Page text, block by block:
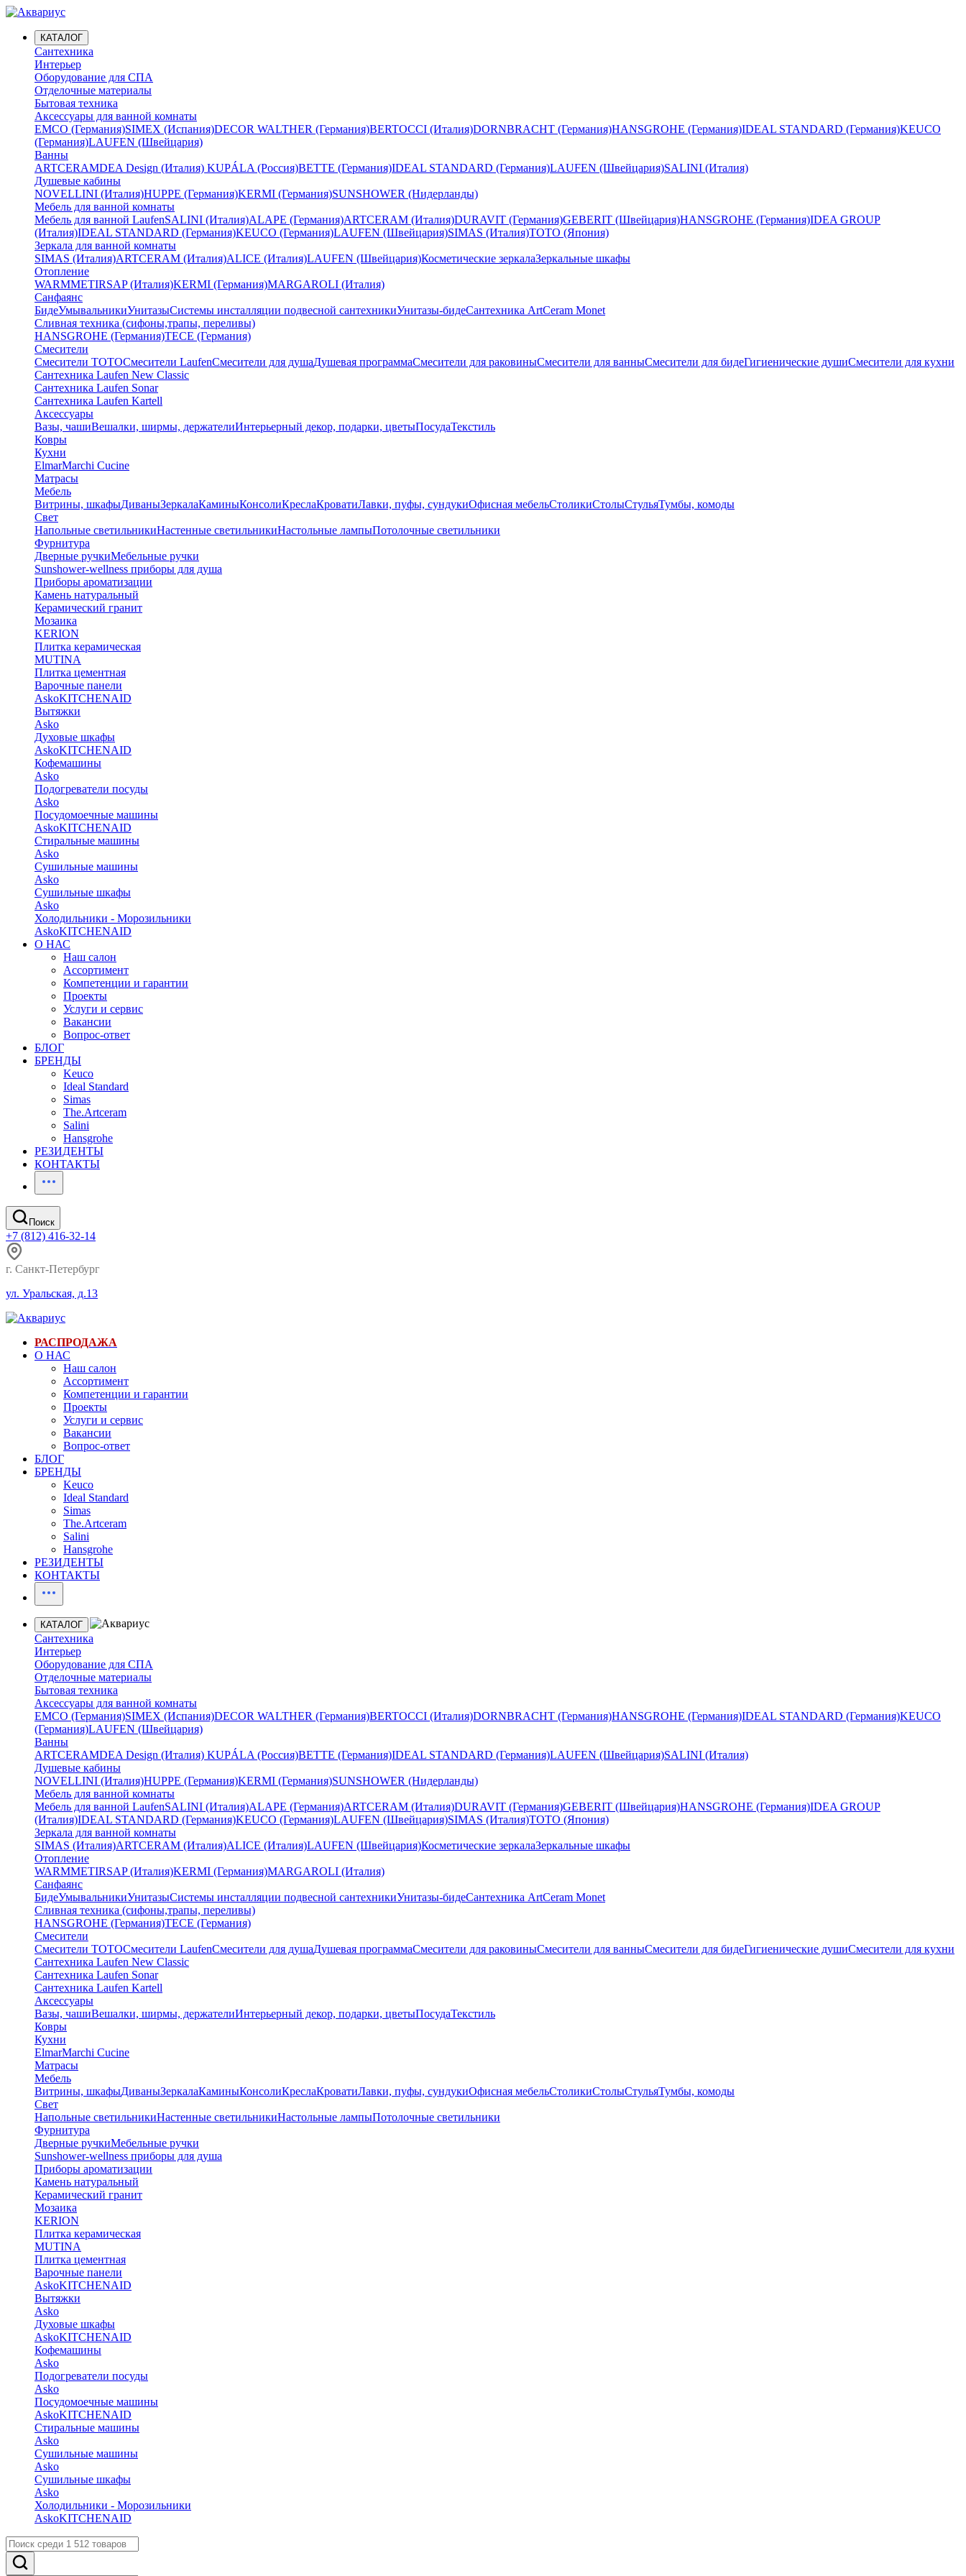
КАТАЛОГ
Сантехника
Интерьер
Оборудование для СПА
Отделочные материалы
Бытовая техника
Аксессуары для ванной комнаты
EMCO (Германия)SIMEX (Испания)DECOR WALTHER (Германия)BERTOCCI (Италия)DORNBRACHT (Германия)HANSGROHE (Германия)IDEAL STANDARD (Германия)KEUCO
(Германия)LAUFEN (Швейцария)
Ванны
ARTCERAMDEA Design (Италия) KUPÁLA (Россия)BETTE (Германия)IDEAL STANDARD (Германия)LAUFEN (Швейцария)SALINI (Италия)
Душевые кабины
NOVELLINI (Италия)HUPPE (Германия)KERMI (Германия)SUNSHOWER (Нидерланды)
Мебель для ванной комнаты
Мебель для ванной LaufenSALINI (Италия)ALAPE (Германия)ARTCERAM (Италия)DURAVIT (Германия)GEBERIT (Швейцария)HANSGROHE (Германия)IDEA GROUP
(Италия)IDEAL STANDARD (Германия)KEUCO (Германия)LAUFEN (Швейцария)SIMAS (Италия)TOTO (Япония)
Зеркала для ванной комнаты
SIMAS (Италия)ARTCERAM (Италия)ALICE (Италия)LAUFEN (Швейцария)Косметические зеркалаЗеркальные шкафы
Отопление
WARMMETIRSAP (Италия)KERMI (Германия)MARGAROLI (Италия)
Санфаянс
БидеУмывальникиУнитазыСистемы инсталляции подвесной сантехникиУнитазы-бидеСантехника ArtCeram Monet
Сливная техника (сифоны,трапы, переливы)
HANSGROHE (Германия)TECE (Германия)
Смесители
Смесители TOTOСмесители LaufenСмесители для душаДушевая программаСмесители для раковиныСмесители для ванныСмесители для бидеГигиенические душиСмесители для кухни
Сантехника Laufen New Classic
Сантехника Laufen Sonar
Сантехника Laufen Kartell
Аксессуары
Вазы, чашиВешалки, ширмы, держателиИнтерьерный декор, подарки, цветыПосудаТекстиль
Ковры
Кухни
ElmarMarchi Cucine
Матрасы
Мебель
Витрины, шкафыДиваныЗеркалаКаминыКонсолиКреслаКроватиЛавки, пуфы, сундукиОфисная мебельСтоликиСтолыСтульяТумбы, комоды
Свет
Напольные светильникиНастенные светильникиНастольные лампыПотолочные светильники
Фурнитура
Дверные ручкиМебельные ручки
Sunshower-wellness приборы для душа
Приборы ароматизации
Камень натуральный
Керамический гранит
Мозаика
KERION
Плитка керамическая
MUTINA
Плитка цементная
Варочные панели
AskoKITCHENAID
Вытяжки
Asko
Духовые шкафы
AskoKITCHENAID
Кофемашины
Asko
Подогреватели посуды
Asko
Посудомоечные машины
AskoKITCHENAID
Стиральные машины
Asko
Сушильные машины
Asko
Сушильные шкафы
Asko
Холодильники - Морозильники
AskoKITCHENAID
О НАС
Наш салон
Ассортимент
Компетенции и гарантии
Проекты
Услуги и сервис
Вакансии
Вопрос-ответ
БЛОГ
БРЕНДЫ
Keuco
Ideal Standard
Simas
The.Artceram
Salini
Hansgrohe
РЕЗИДЕНТЫ
КОНТАКТЫ
Поиск
+7 (812) 416-32-14
г. Санкт-Петербург
ул. Уральская, д.13
РАСПРОДАЖА
О НАС
Наш салон
Ассортимент
Компетенции и гарантии
Проекты
Услуги и сервис
Вакансии
Вопрос-ответ
БЛОГ
БРЕНДЫ
Keuco
Ideal Standard
Simas
The.Artceram
Salini
Hansgrohe
РЕЗИДЕНТЫ
КОНТАКТЫ
КАТАЛОГ
Сантехника
Интерьер
Оборудование для СПА
Отделочные материалы
Бытовая техника
Аксессуары для ванной комнаты
EMCO (Германия)SIMEX (Испания)DECOR WALTHER (Германия)BERTOCCI (Италия)DORNBRACHT (Германия)HANSGROHE (Германия)IDEAL STANDARD (Германия)KEUCO
(Германия)LAUFEN (Швейцария)
Ванны
ARTCERAMDEA Design (Италия) KUPÁLA (Россия)BETTE (Германия)IDEAL STANDARD (Германия)LAUFEN (Швейцария)SALINI (Италия)
Душевые кабины
NOVELLINI (Италия)HUPPE (Германия)KERMI (Германия)SUNSHOWER (Нидерланды)
Мебель для ванной комнаты
Мебель для ванной LaufenSALINI (Италия)ALAPE (Германия)ARTCERAM (Италия)DURAVIT (Германия)GEBERIT (Швейцария)HANSGROHE (Германия)IDEA GROUP
(Италия)IDEAL STANDARD (Германия)KEUCO (Германия)LAUFEN (Швейцария)SIMAS (Италия)TOTO (Япония)
Зеркала для ванной комнаты
SIMAS (Италия)ARTCERAM (Италия)ALICE (Италия)LAUFEN (Швейцария)Косметические зеркалаЗеркальные шкафы
Отопление
WARMMETIRSAP (Италия)KERMI (Германия)MARGAROLI (Италия)
Санфаянс
БидеУмывальникиУнитазыСистемы инсталляции подвесной сантехникиУнитазы-бидеСантехника ArtCeram Monet
Сливная техника (сифоны,трапы, переливы)
HANSGROHE (Германия)TECE (Германия)
Смесители
Смесители TOTOСмесители LaufenСмесители для душаДушевая программаСмесители для раковиныСмесители для ванныСмесители для бидеГигиенические душиСмесители для кухни
Сантехника Laufen New Classic
Сантехника Laufen Sonar
Сантехника Laufen Kartell
Аксессуары
Вазы, чашиВешалки, ширмы, держателиИнтерьерный декор, подарки, цветыПосудаТекстиль
Ковры
Кухни
ElmarMarchi Cucine
Матрасы
Мебель
Витрины, шкафыДиваныЗеркалаКаминыКонсолиКреслаКроватиЛавки, пуфы, сундукиОфисная мебельСтоликиСтолыСтульяТумбы, комоды
Свет
Напольные светильникиНастенные светильникиНастольные лампыПотолочные светильники
Фурнитура
Дверные ручкиМебельные ручки
Sunshower-wellness приборы для душа
Приборы ароматизации
Камень натуральный
Керамический гранит
Мозаика
KERION
Плитка керамическая
MUTINA
Плитка цементная
Варочные панели
AskoKITCHENAID
Вытяжки
Asko
Духовые шкафы
AskoKITCHENAID
Кофемашины
Asko
Подогреватели посуды
Asko
Посудомоечные машины
AskoKITCHENAID
Стиральные машины
Asko
Сушильные машины
Asko
Сушильные шкафы
Asko
Холодильники - Морозильники
AskoKITCHENAID